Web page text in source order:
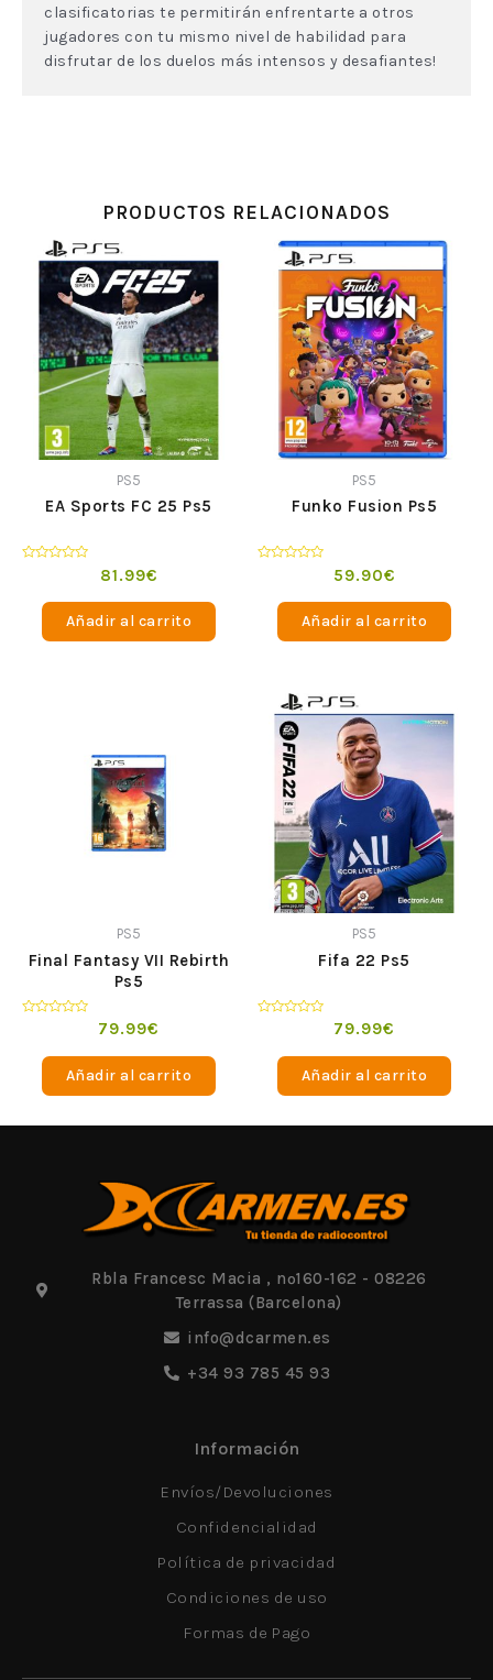
clasificatorias te permitirán enfrentarte a otros
jugadores con tu mismo nivel de habilidad para
disfrutar de los duelos más intensos y desafiantes!
PRODUCTOS RELACIONADOS
PS5
EA Sports FC 25 Ps5
81.99€
Añadir al carrito
PS5
Funko Fusion Ps5
59.90€
Añadir al carrito
PS5
Final Fantasy VII Rebirth
Ps5
79.99€
Añadir al carrito
PS5
Fifa 22 Ps5
79.99€
Añadir al carrito
Rbla Francesc Macia , nº160-162 - 08226
Terrassa (Barcelona)
info@dcarmen.es
+34 93 785 45 93
Información
Envíos/Devoluciones
Confidencialidad
Política de privacidad
Condiciones de uso
Formas de Pago